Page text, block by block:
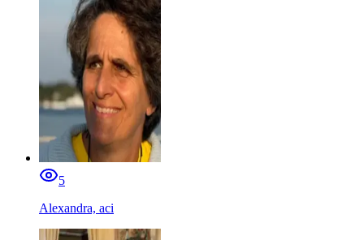
5
Alexandra, aci